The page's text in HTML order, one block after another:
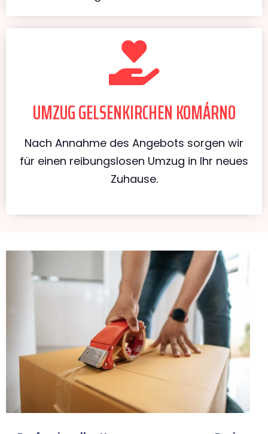
UMZUG GELSENKIRCHEN KOMÁRNO
Nach Annahme des Angebots sorgen wir
für einen reibungslosen Umzug in Ihr neues
Zuhause.